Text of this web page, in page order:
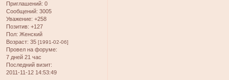
Приглашений: 0
Сообщений: 3005
Уважение: +258
Позитив: +127
Пол: Женский
Возраст: 35 [1991-02-06]
Провел на форуме:
7 дней 21 час
Последний визит:
2011-11-12 14:53:49